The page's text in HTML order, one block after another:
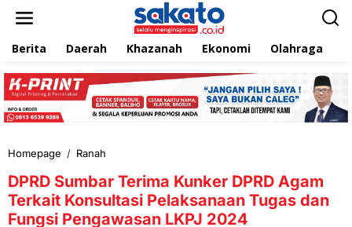
e
k
Berita Daerah Khazanah Ekonomi Olahraga
Homepage / Ranah
R
D
S
u
DPRD Sumbar Terima Kunker DPRD Agam
Terkait Konsultasi Pelaksanaan Tugas dan
Fungsi Pengawasan LKPJ 2024